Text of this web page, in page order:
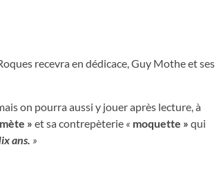
recevra en dédicace, Guy Mothe et ses
on pourra aussi y jouer après lecture, à
» et sa contrepèterie « moquette » qui
ans. »